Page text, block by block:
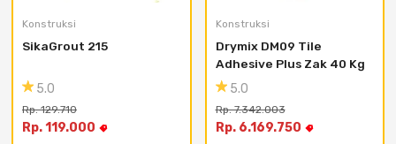
Konstruksi
SikaGrout 215
5.0
Rp. 129.710
Rp. 119.000
Konstruksi
Drymix DM09 Tile
Adhesive Plus Zak 40 Kg
5.0
Rp. 7.342.003
Rp. 6.169.750